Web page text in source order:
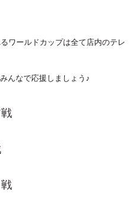
ワールドカップは全て店内のテレ
んなで応援しましょう♪